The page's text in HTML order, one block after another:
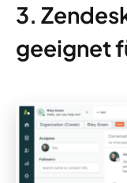
3.
geeignet